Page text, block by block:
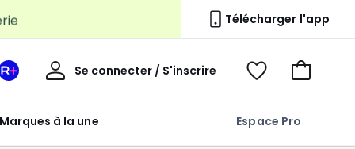
Télécharger l'app
Marques à la une Espace Pro
Mon
Redoute
Se connecter / S'inscrire
Mon
Voir
Voir